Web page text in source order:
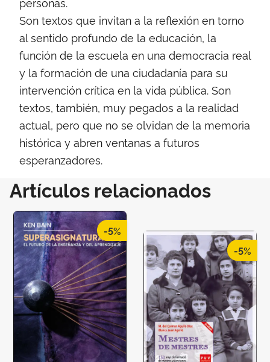
Son textos que invitan a la reflexión en torno
al sentido profundo de la educación, la
función de la escuela en una democracia real
y la formación de una ciudadanía para su
intervención crítica en la vida pública. Son
textos, también, muy pegados a la realidad
actual, pero que no se olvidan de la memoria
histórica y abren ventanas a futuros
esperanzadores.
Artículos relacionados
-5%
-5%